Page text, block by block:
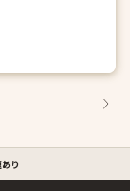
り